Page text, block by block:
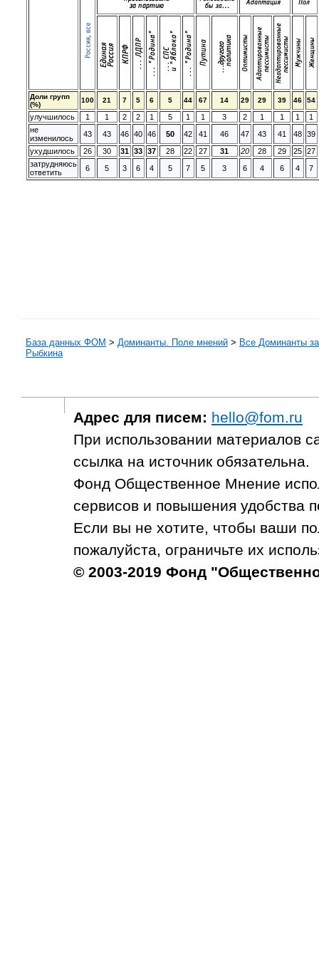
Доли групп
(%)
100 21 7 5 6 5 44 67 14 29 29 39 46 54
улучшилось 1 1 2 2 1 5 1 1 3 2 1 1 1
1
не
изменилось
43 43 46 40 46 50 42 41 46 47 43 41 48
39
ухудшилось
26 30 31 33 37 28 22 27 31 20 28 29 25
27
затрудняюсь
ответить
6 5 3 6 4 5 7 5 3 6 4 6 4 7
База данных ФОМ > Доминанты. Поле мнений > Все Доминанты
Рыбкина
Адрес для писем: hello@fom.ru
При использовании материалов
ссылка на источник обязательна.
Фонд Общественное Мнение
сервисов и повышения удобства
Если вы не хотите, чтобы ваши
пожалуйста, ограничьте их
© 2003-2019 Фонд